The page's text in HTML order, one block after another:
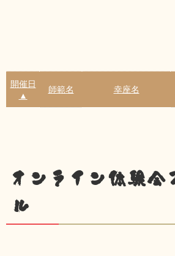
開催日
▲
師範名 幸座名
オンライン体験会
ル